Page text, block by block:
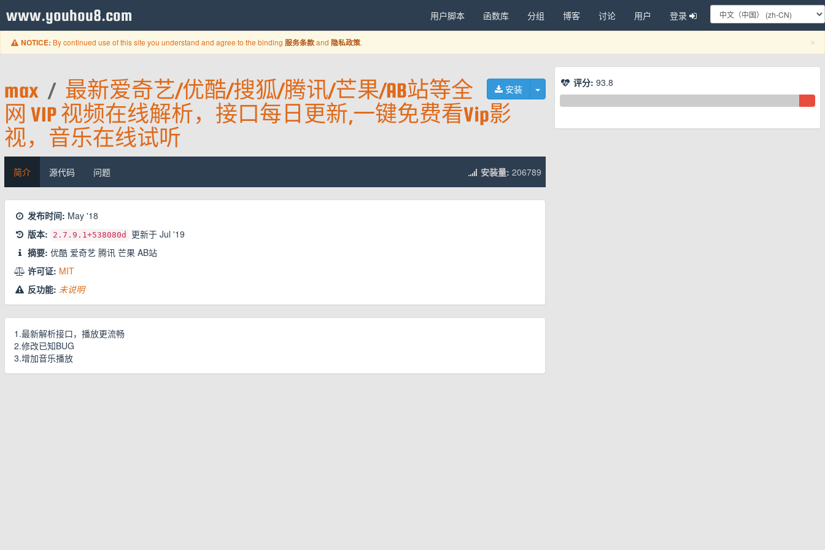
www.youhou8.com 用户脚本 函数库 分组 博客 讨论 用户 登录
×
NOTICE: By continued use of this site you understand and agree to the binding 服务条款and 隐私政策.
安装 切换下拉菜单
max / 最新爱奇艺/优酷/搜狐/腾讯/芒果/AB站等全
网 VIP 视频在线解析，接口每日更新,一键免费看Vip影
视，音乐在线试听
简介 源代码 问题 安装量: 206789
发布时间: May '18
版本:
2.7.9.1+538080d 更新于 Jul '19
摘要: 优酷 爱奇艺 腾讯 芒果 AB站
许可证: MIT
反功能: 未说明
1.最新解析接口，播放更流畅
2.修改已知BUG
3.增加音乐播放
评分: 93.8